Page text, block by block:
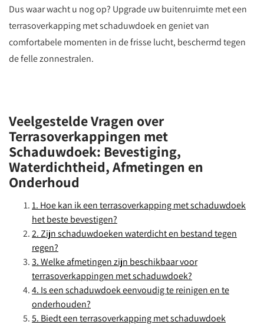
Dus waar wacht u nog op? Upgrade uw buitenruimte met een
terrasoverkapping met schaduwdoek en geniet van
comfortabele momenten in de frisse lucht, beschermd tegen
de felle zonnestralen.
Veelgestelde Vragen over
Terrasoverkappingen met
Schaduwdoek: Bevestiging,
Waterdichtheid, Afmetingen en
Onderhoud
1. Hoe kan ik een terrasoverkapping met schaduwdoek
het beste bevestigen?
2. Zijn schaduwdoeken waterdicht en bestand tegen
regen?
3. Welke afmetingen zijn beschikbaar voor
terrasoverkappingen met schaduwdoek?
4. Is een schaduwdoek eenvoudig te reinigen en te
onderhouden?
5. Biedt een terrasoverkapping met schaduwdoek